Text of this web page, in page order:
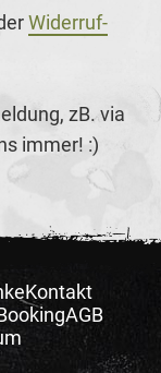
Widerruf-
zB. via
immer! :)
Kontakt
AGB